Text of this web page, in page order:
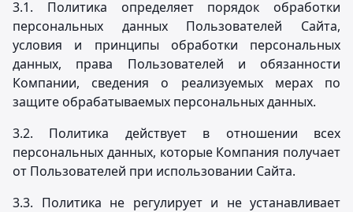
3.1. Политика определяет порядок обработки
персональных данных Пользователей Сайта,
условия и принципы обработки персональных
данных, права Пользователей и обязанности
Компании, сведения о реализуемых мерах по
защите обрабатываемых персональных данных.
3.2. Политика действует в отношении всех
персональных данных, которые Компания получает
от Пользователей при использовании Сайта.
3.3. Политика не регулирует и не устанавливает